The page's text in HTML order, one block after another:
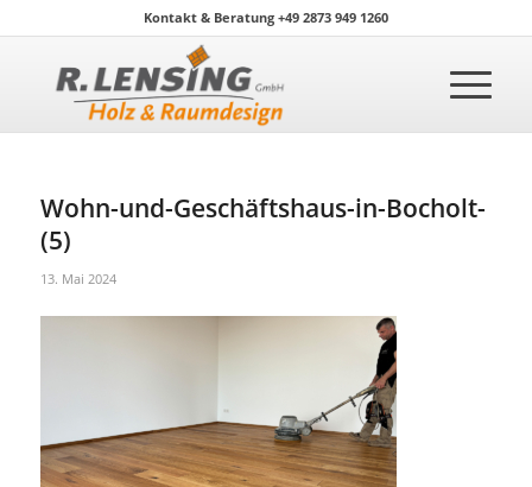
Kontakt & Beratung +49 2873 949 1260
Wohn-und-Geschäftshaus-in-Bocholt-
(5)
13. Mai 2024